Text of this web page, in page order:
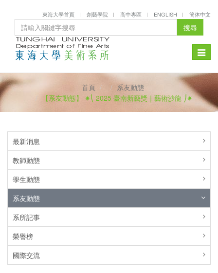
東海大學首頁 創藝學院 高中專區 ENGLISH 簡体中文
搜尋
Toggle
首頁
系友動態
【系友動態】 ✷⎝ 2025 臺南新藝獎｜藝術沙龍 ⎠✷
最新消息
教師動態
學生動態
系友動態
系所記事
榮譽榜
國際交流